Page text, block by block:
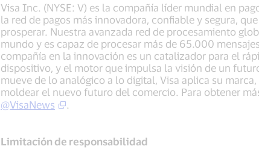
Visa Inc. (NYSE: V) es la compañía líder mundial en
la red de pagos más innovadora, confiable y segura,
prosperar. Nuestra avanzada red de procesamiento
mundo y es capaz de procesar más de 65.000
compañía en la innovación es un catalizador para el
dispositivo, y el motor que impulsa la visión de un
mueve de lo analógico a lo digital, Visa aplica su
moldear el nuevo futuro del comercio. Para obtener
@VisaNews
Limitación de responsabilidad